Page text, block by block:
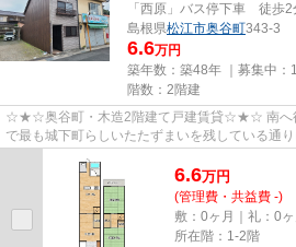
「西原」バス停下車 徒歩2
島根県松江市奥谷町343-3
6.6万円
築年数：築48年 ｜募集中：
階数：2階建
☆★☆奥谷町・木造2階建て戸建賃貸☆★☆ 南へ
で最も城下町らしいたたずまいを残している通
6.6万円
(管理費・共益費 -)
敷：0ヶ月｜礼：0ヶ
所在階：1-2階